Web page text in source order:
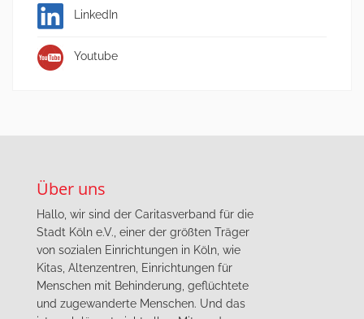
LinkedIn
Youtube
Über uns
Hallo, wir sind der Caritasverband für die
Stadt Köln e.V., einer der größten Träger
von sozialen Einrichtungen in Köln, wie
Kitas, Altenzentren, Einrichtungen für
Menschen mit Behinderung, geflüchtete
und zugewanderte Menschen. Und das